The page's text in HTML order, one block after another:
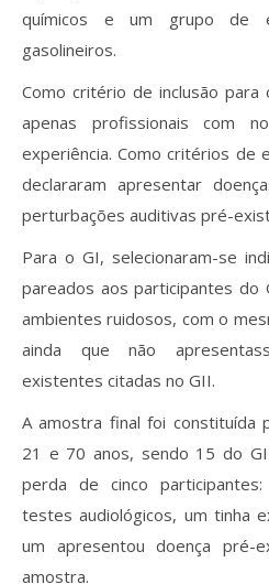
químicos e um grupo de
gasolineiros.
Como critério de inclusão
apenas profissionais com
experiência. Como critérios de
declararam apresentar
perturbações auditivas pré-
Para o GI, selecionaram-se
pareados aos participantes do
ambientes ruidosos, com o
ainda que não
existentes citadas no GII.
A amostra final foi constituída
21 e 70 anos, sendo 15 do
perda de cinco
testes audiológicos, um tinha
um apresentou doença pré-
amostra.